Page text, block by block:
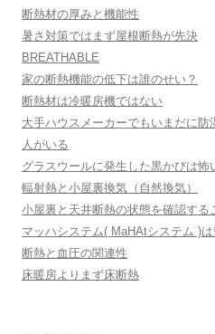
断熱材の厚みと機能性
暑さ対策ではまず屋根断熱が先決
BREATHABLE
家の断熱機能の低下は誰のせい？
断熱材は冷暖房機ではない
大手ハウスメーカーでもいまだに
人がいる
グラスウールに発生した黒かびは怖
輻射熱と小屋裏換気（自然換気）
小屋裏と天井断熱の状態を確認する
マッハシステム( MaHAtシステム )
断熱と血圧の関連性
床暖房よりまず床断熱